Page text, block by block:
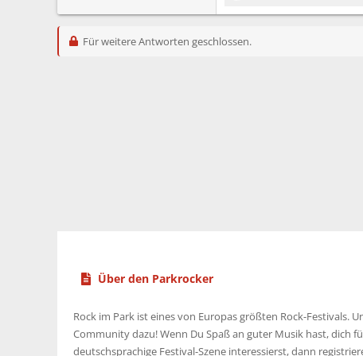
e
k
Für weitere Antworten geschlossen.
Über den Parkrocker
Rock im Park ist eines von Europas größten Rock-Festivals.
Community dazu! Wenn Du Spaß an guter Musik hast, dich
deutschsprachige Festival-Szene interessierst, dann